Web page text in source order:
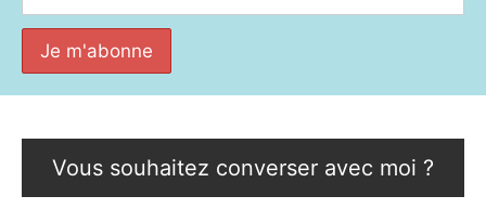
Vous souhaitez converser avec moi ?